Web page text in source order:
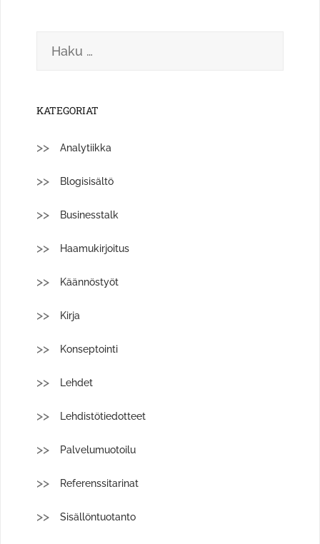
KATEGORIAT
Analytiikka
Blogisisältö
Businesstalk
Haamukirjoitus
Käännöstyöt
Kirja
Konseptointi
Lehdet
Lehdistötiedotteet
Palvelumuotoilu
Referenssitarinat
Sisällöntuotanto